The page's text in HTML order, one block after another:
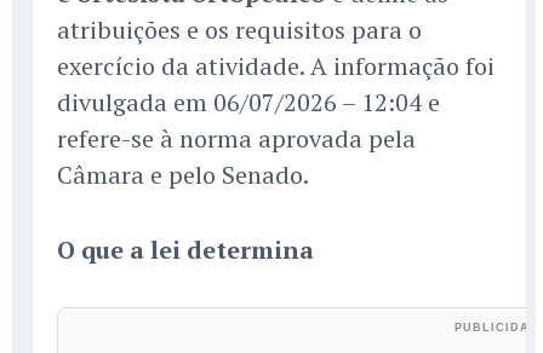
atribuições e os requisitos para o
exercício da atividade. A informação foi
divulgada em 06/07/2026 – 12:04 e
refere-se à norma aprovada pela
Câmara e pelo Senado.
O que a lei determina